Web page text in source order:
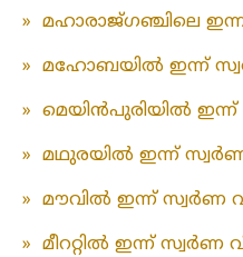
» മഹാരാജ്ഗഞ്ചിലെ
» മഹോബയിൽ ഇന്ന്
» മെയിൻപുരിയിൽ
» മഥുരയിൽ ഇന്ന്
» മൗവിൽ ഇന്ന് സ്വർണ
» മീററ്റിൽ ഇന്ന് സ്വർണ